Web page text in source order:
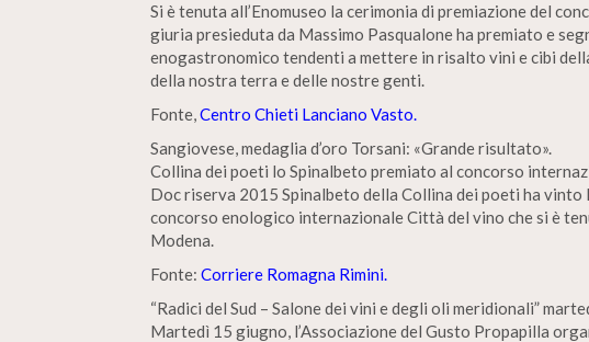
Si è tenuta all’Enomuseo la cerimonia di premiazione del
giuria presieduta da Massimo Pasqualone ha premiato e
enogastronomico tendenti a mettere in risalto vini e cibi
della nostra terra e delle nostre genti.
Fonte,Centro Chieti Lanciano Vasto.
Sangiovese, medaglia d’oro Torsani: «Grande risultato».
Collina dei poeti lo Spinalbeto premiato al concorso
Doc riserva 2015 Spinalbeto della Collina dei poeti ha vinto
concorso enologico internazionale Città del vino che si è
Modena.
Fonte: Corriere Romagna Rimini.
“Radici del Sud – Salone dei vini e degli oli meridionali”
Martedì 15 giugno, l’Associazione del Gusto Propapilla